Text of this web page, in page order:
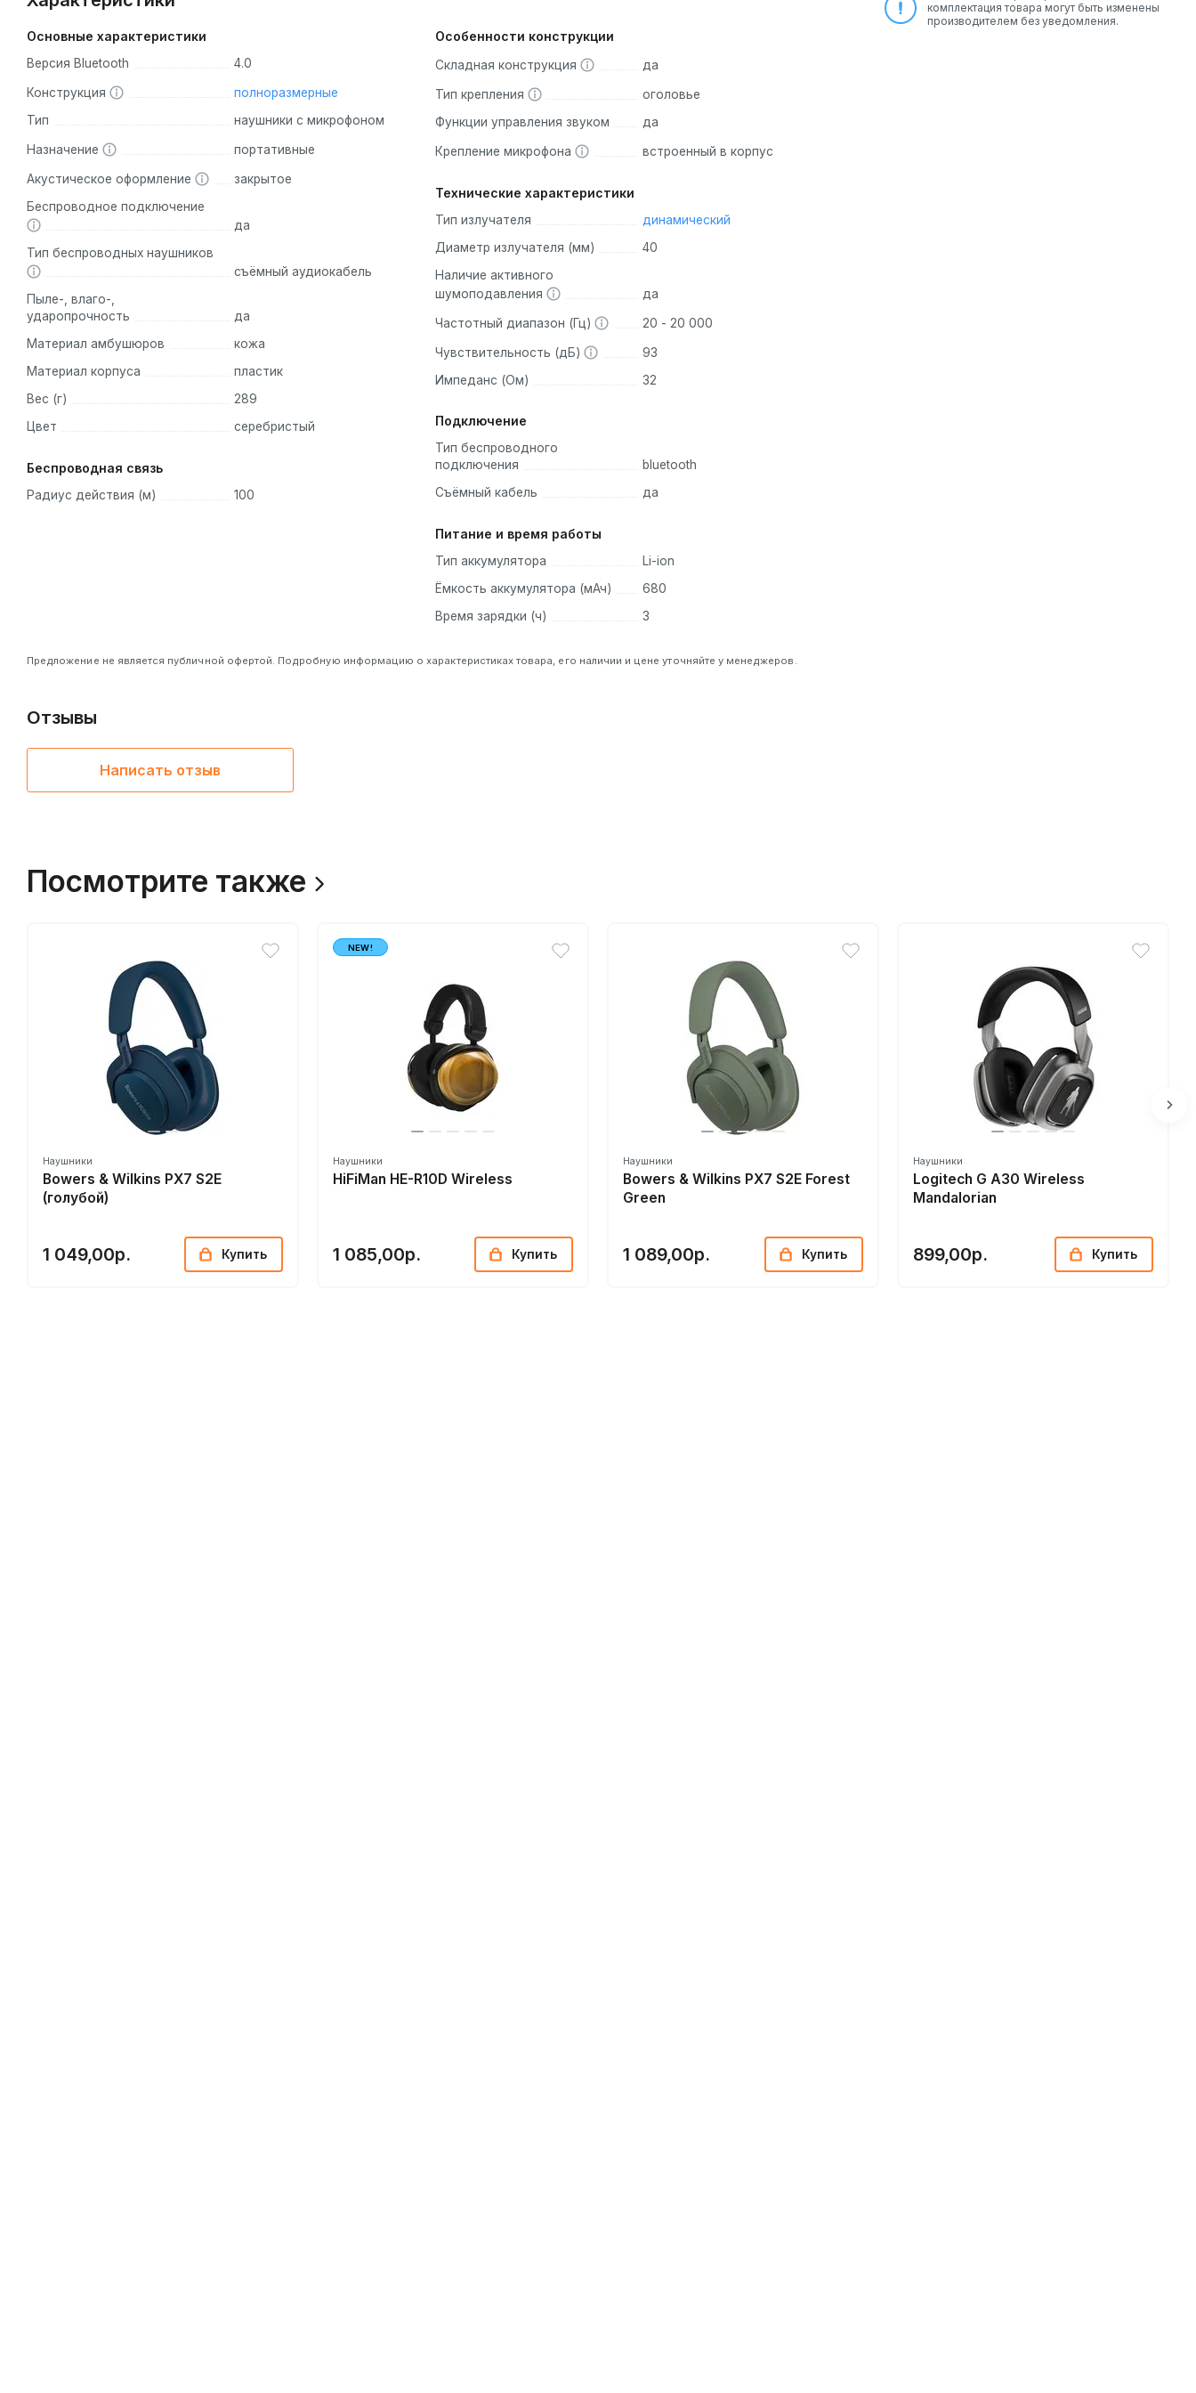
Основные характеристики
Версия Bluetooth 4.0
Конструкция
полноразмерные
Тип
наушники с микрофоном
Назначение портативные
Акустическое оформление
закрытое
Беспроводное подключение
да
Тип беспроводных наушников
съёмный аудиокабель
Пыле-, влаго-,
ударопрочность
да
Материал амбушюров
кожа
Материал корпуса
пластик
Вес (г)
289
Цвет
серебристый
Беспроводная связь
Радиус действия (м) 100
Особенности конструкции
Складная конструкция да
Тип крепления
оголовье
Функции управления звуком
да
Крепление микрофона встроенный в корпус
Технические характеристики
Тип излучателя
динамический
Диаметр излучателя (мм)
40
Наличие активного
шумоподавления
да
Частотный диапазон (Гц) 20 - 20 000
Чувствительность (дБ)
93
Импеданс (Ом)
32
Подключение
Тип беспроводного
подключения
bluetooth
Съёмный кабель
да
Питание и время работы
Тип аккумулятора
Li-ion
Ёмкость аккумулятора (мАч)
680
Время зарядки (ч)
3
Предложение не является публичной офертой. Подробную информацию о характеристиках товара, его наличии и цене уточняйте у менеджеров.
комплектация товара могут быть изменены
производителем без уведомления.
Отзывы
Написать отзыв
Посмотрите также
Наушники
Bowers & Wilkins PX7 S2E
(голубой)
1 049,00р. Купить
NEW!
Наушники
HiFiMan HE-R10D Wireless
1 085,00р. Купить
Наушники
Bowers & Wilkins PX7 S2E Forest
Green
1 089,00р. Купить
Наушники
Logitech G A30 Wireless
Мandalorian
899,00р. Купить